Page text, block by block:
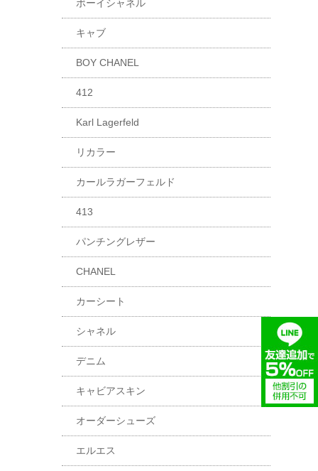
ボーイシャネル
キャブ
BOY CHANEL
412
Karl Lagerfeld
リカラー
カールラガーフェルド
413
パンチングレザー
CHANEL
カーシート
シャネル
デニム
キャビアスキン
オーダーシューズ
エルエス